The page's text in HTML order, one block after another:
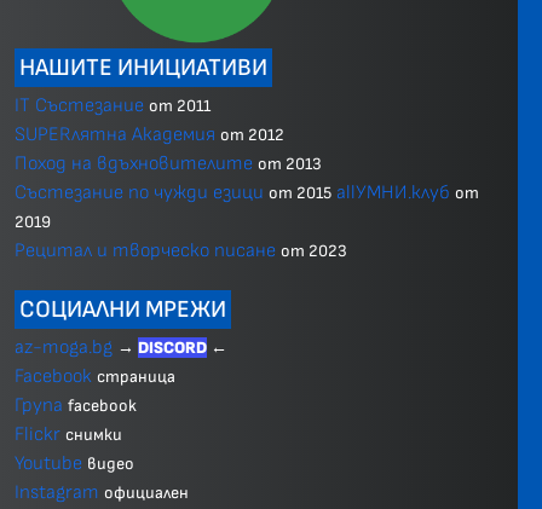
НАШИТЕ ИНИЦИАТИВИ
IT Състезание от 2011
SUPERлятна Академия от 2012
Поход на вдъхновителите от 2013
Състезание по чужди езици от 2015 allУМНИ.клуб от
2019
Рецитал и творческо писане от 2023
СОЦИАЛНИ МРЕЖИ
az-moga.bg → DISCORD ←
Facebook страница
Група facebook
Flickr снимки
Youtube видео
Instagram официален